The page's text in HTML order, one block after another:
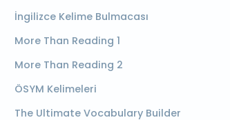
İngilizce Kelime Bulmacası
More Than Reading 1
More Than Reading 2
ÖSYM Kelimeleri
The Ultimate Vocabulary Builder